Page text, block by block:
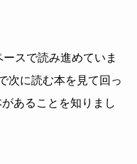
スで読み進めていま
次に読む本を見て回っ
あることを知りまし